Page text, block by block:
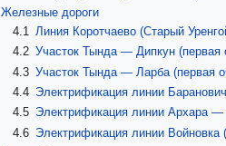
Железные дороги
4.1
Линия Коротчаево (Старый
4.2 Участок Тында — Дипкун
4.3 Участок Тында — Ларба (первая
4.4 Электрификация линии
4.5 Электрификация линии Архара —
4.6 Электрификация линии